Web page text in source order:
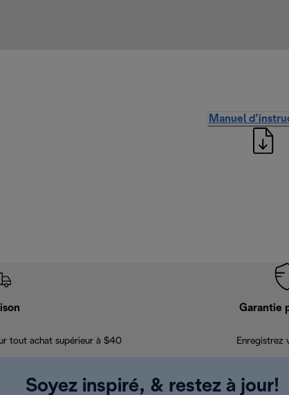
Manuel
tout achat supérieur à $40
Garantie
Enregistrez
Soyez inspiré, & restez à jour!